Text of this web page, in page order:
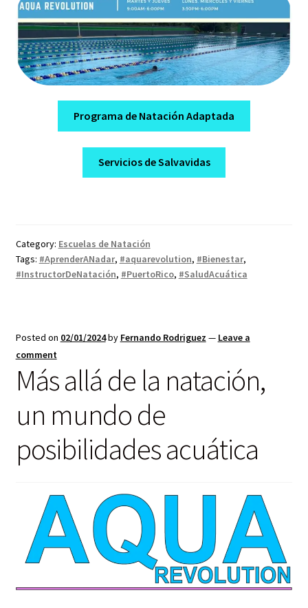
Programa de Natación Adaptada
Servicios de Salvavidas
Category: Escuelas de Natación
Tags: #AprenderANadar, #aquarevolution, #Bienestar,
#InstructorDeNatación, #PuertoRico, #SaludAcuática
Posted on 02/01/2024by Fernando Rodriguez — Leave a
comment
Más allá de la natación,
un mundo de
posibilidades acuática